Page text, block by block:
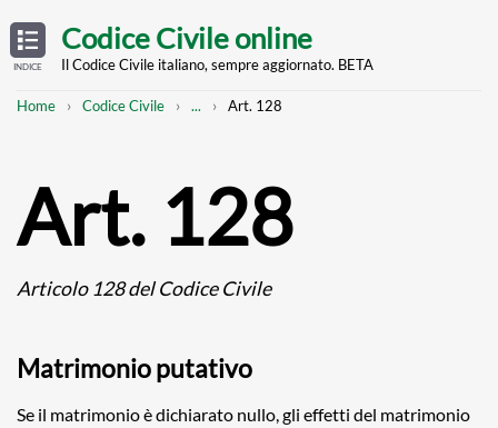
TABLE
OF
CONTENTS
INDICE
main
Codice Civile online
Il Codice Civile italiano, sempre aggiornato. BETA
Breadcrumb
Home Codice Civile
Mostra
... Art. 128
Art. 128
Articolo 128 del Codice Civile
Matrimonio putativo
Se il matrimonio è dichiarato nullo, gli effetti del matrimonio